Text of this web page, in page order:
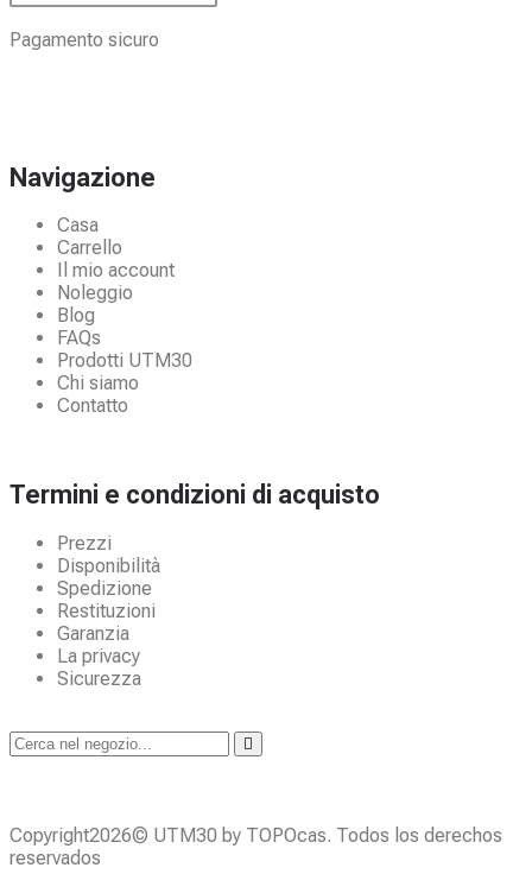
Pagamento sicuro
Navigazione
Casa
Carrello
Il mio account
Noleggio
Blog
FAQs
Prodotti UTM30
Chi siamo
Contatto
Termini e condizioni di acquisto
Prezzi
Disponibilità
Spedizione
Restituzioni
Garanzia
La privacy
Sicurezza
Copyright2026© UTM30 by TOPOcas. Todos los derechos
reservados